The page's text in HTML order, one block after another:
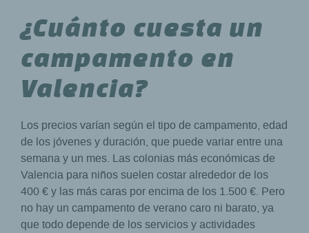
¿Cuánto cuesta un
campamento en
Valencia?
Los precios varían según el tipo de campamento, edad
de los jóvenes y duración, que puede variar entre una
semana y un mes. Las colonias más económicas de
Valencia para niños suelen costar alrededor de los
400 € y las más caras por encima de los 1.500 €. Pero
no hay un campamento de verano caro ni barato, ya
que todo depende de los servicios y actividades